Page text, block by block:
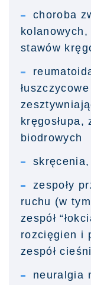
choroba
stawów
biodrowych
zespoły
ruchu (w
zespół
rozcięgien i
zespół
neuralgia